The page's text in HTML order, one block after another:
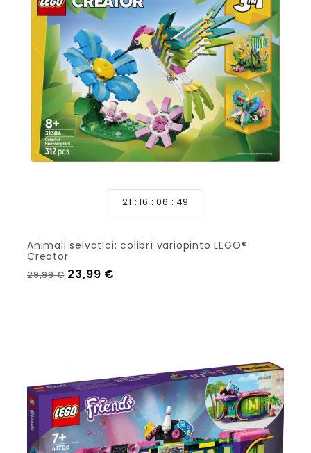
21 16 06 47
Animali selvatici: colibrì variopinto LEGO®
Creator
Prezzo regolare
29,99 € Prezzo
23,99 €